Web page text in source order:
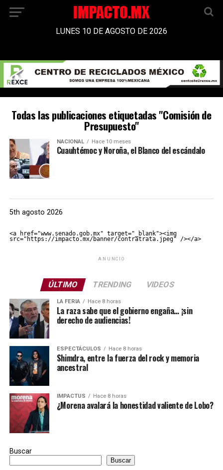
LUNES 10 DE AGOSTO DE 2026
Todas las publicaciones etiquetadas "Comisión de
Presupuesto"
NACIONAL Hace 10 meses
Cuauhtémoc y Noroña, el Blanco del escándalo
5th agosto 2026
<a href="www.senado.gob.mx" target="_blank"><img
src="https://impacto.mx/banner/contratrata.jpeg" /></a>
ANUNCIO
ÚLTIMO TRENDING VIDEOS
LA FERIA Hace 8 horas
La raza sabe que el gobierno engaña… ¡sin
derecho de audiencias!
ESPECTÁCULOS Hace 8 horas
Shimdra, entre la fuerza del rock y memoria
ancestral
IMPACTUS Hace 8 horas
¿Morena avalará la honestidad valiente de Lobo?
Buscar
Buscar